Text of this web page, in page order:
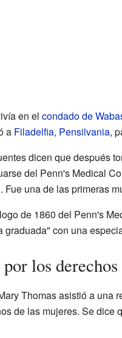
en el condado de
a Filadelfia, Pensilvania,
dicen que después
del Penn's Medical
Fue una de las primeras
de 1860 del Penn's
graduada" con una
los
Thomas asistió a una
de las mujeres. Se dice